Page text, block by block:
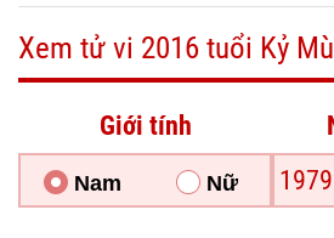
Xem tử vi 2016 tuổi Kỷ
Giới tính
Nam Nữ